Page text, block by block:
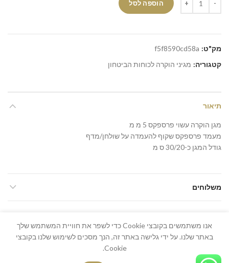
הוספה לסל
מק"ט: f5f8590cd58a
קטגוריה: מגיני הוקרה לכוחות הביטחון
תיאור
מגן הוקרה עשוי פרספקס 5 מ מ
מעמד פרספקס שקוף להעמדה על שולחן/מדף
גודל המגן כ-30/20 ס מ
משלוחים
אנו משתמשים בקובצי Cookie כדי לשפר את חוויית המשתמש שלך
באתר שלנו. על ידי גלישה באתר זה, הנך מסכים לשימוש שלנו בקובצי
Cookie.